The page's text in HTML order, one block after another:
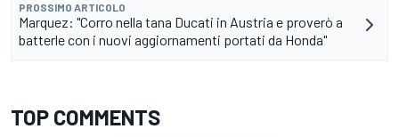
PROSSIMO ARTICOLO
Marquez: "Corro nella tana Ducati in Austria e proverò a
batterle con i nuovi aggiornamenti portati da Honda"
TOP COMMENTS